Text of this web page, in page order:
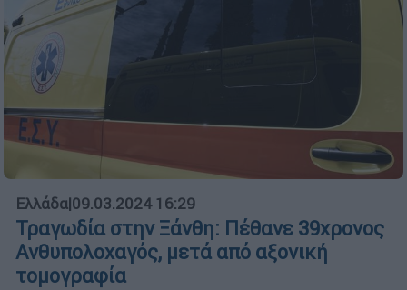
Ελλάδα|09.03.2024 16:29
Τραγωδία στην Ξάνθη: Πέθανε 39χρονος
Ανθυπολοχαγός, μετά από αξονική
τομογραφία